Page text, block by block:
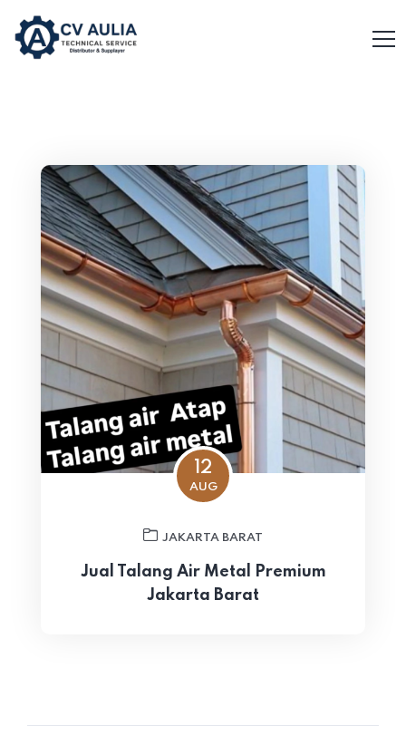
12
AUG
JAKARTA BARAT
Jual Talang Air Metal Premium
Jakarta Barat